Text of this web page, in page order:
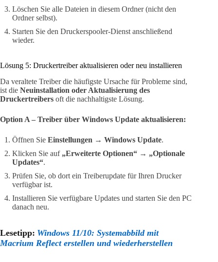
Löschen Sie alle Dateien in diesem Ordner (nicht den
Ordner selbst).
Starten Sie den Druckerspooler-Dienst anschließend
wieder.
Lösung 5: Druckertreiber aktualisieren oder neu installieren
Da veraltete Treiber die häufigste Ursache für Probleme sind,
ist die Neuinstallation oder Aktualisierung des
Druckertreibers oft die nachhaltigste Lösung.
Option A – Treiber über Windows Update aktualisieren:
Öffnen Sie Einstellungen → Windows Update.
Klicken Sie auf „Erweiterte Optionen“ → „Optionale
Updates“.
Prüfen Sie, ob dort ein Treiberupdate für Ihren Drucker
verfügbar ist.
Installieren Sie verfügbare Updates und starten Sie den PC
danach neu.
Lesetipp: Windows 11/10: Systemabbild mit
Macrium Reflect erstellen und wiederherstellen